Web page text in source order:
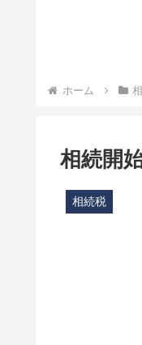
ホーム
相続開
相続税